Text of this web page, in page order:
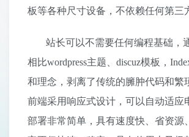
板等各种尺寸设备，不依赖任何第
站长可以不需要任何编程基础，
相比wordpress主题、discuz模板，
和理念，剥离了传统的臃肿代码和繁
前端采用响应式设计，可以自动适应
部署非常简单，具有速度快、省资源